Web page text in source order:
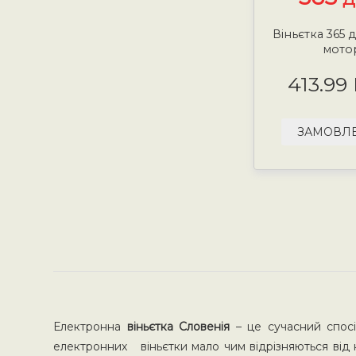
Віньєтка 365
413.99
Електронна віньєтка Словенія – це сучасний
електронних віньєтки мало чим відрізняються